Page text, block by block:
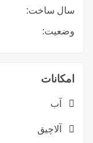
سال ساخت:
وضعیت:
امکانات
آب
آلاچیق